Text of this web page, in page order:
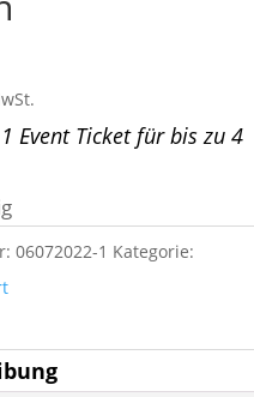
Event Ticket für bis zu 4
06072022-1 Kategorie: